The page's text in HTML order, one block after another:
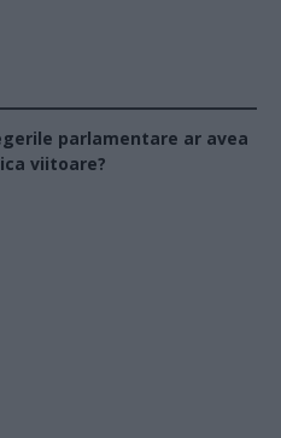
parlamentare ar avea
viitoare?